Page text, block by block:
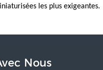
les plus exigeantes.
Nous